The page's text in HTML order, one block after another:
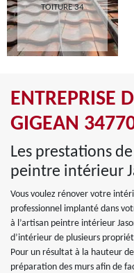
TOITURE 34
ENTREPRISE
GIGEAN
Les prestations
peintre intérieur
Vous voulez rénover votre
professionnel implanté dans
à l’artisan peintre intérieur
d’intérieur de plusieurs
Pour un résultat à la hauteur
préparation des murs afin de